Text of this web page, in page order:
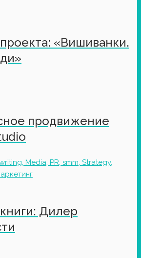
«Вишиванки.
продвижение
Media, PR, smm, Strategy,
Дилер